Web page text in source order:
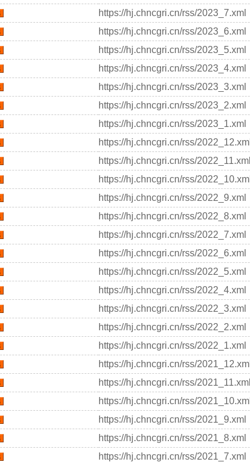
https://hj.chncgri.cn/rss/2023_7.xml
https://hj.chncgri.cn/rss/2023_6.xml
https://hj.chncgri.cn/rss/2023_5.xml
https://hj.chncgri.cn/rss/2023_4.xml
https://hj.chncgri.cn/rss/2023_3.xml
https://hj.chncgri.cn/rss/2023_2.xml
https://hj.chncgri.cn/rss/2023_1.xml
https://hj.chncgri.cn/rss/2022_12.xml
https://hj.chncgri.cn/rss/2022_11.xml
https://hj.chncgri.cn/rss/2022_10.xml
https://hj.chncgri.cn/rss/2022_9.xml
https://hj.chncgri.cn/rss/2022_8.xml
https://hj.chncgri.cn/rss/2022_7.xml
https://hj.chncgri.cn/rss/2022_6.xml
https://hj.chncgri.cn/rss/2022_5.xml
https://hj.chncgri.cn/rss/2022_4.xml
https://hj.chncgri.cn/rss/2022_3.xml
https://hj.chncgri.cn/rss/2022_2.xml
https://hj.chncgri.cn/rss/2022_1.xml
https://hj.chncgri.cn/rss/2021_12.xml
https://hj.chncgri.cn/rss/2021_11.xml
https://hj.chncgri.cn/rss/2021_10.xml
https://hj.chncgri.cn/rss/2021_9.xml
https://hj.chncgri.cn/rss/2021_8.xml
https://hj.chncgri.cn/rss/2021_7.xml